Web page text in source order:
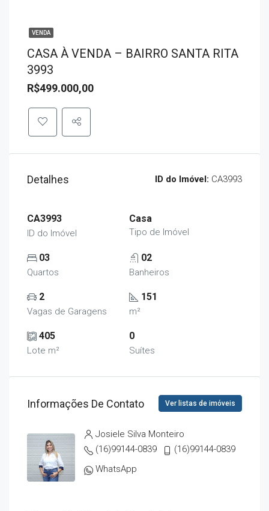
VENDA
CASA À VENDA – BAIRRO SANTA RITA
3993
R$499.000,00
Detalhes ID do Imóvel: CA3993
CA3993
ID do Imóvel
Casa
Tipo de Imóvel
03
Quartos
02
Banheiros
2
Vagas de Garagens
151
m²
405
Lote m²
0
Suítes
Informações De Contato Ver listas de imóveis
Josiele Silva Monteiro
(16)99144-0839
(16)99144-0839
WhatsApp